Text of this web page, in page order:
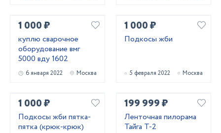
1 000 ₽
куплю сварочное
оборудование вмг
5000 вду 1602
6 января 2022 Москва
1 000 ₽
Подкосы жби
5 февраля 2022 Москва
1 000 ₽
Подкосы жби пятка-
пятка (крюк-крюк)
199 999 ₽
Ленточная пилорама
Тайга Т-2